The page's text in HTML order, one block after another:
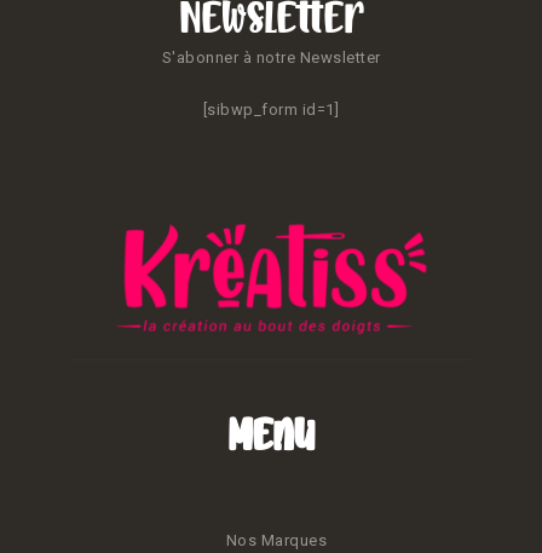
Newsletter
S'abonner à notre Newsletter
[sibwp_form id=1]
Menu
Nos Marques